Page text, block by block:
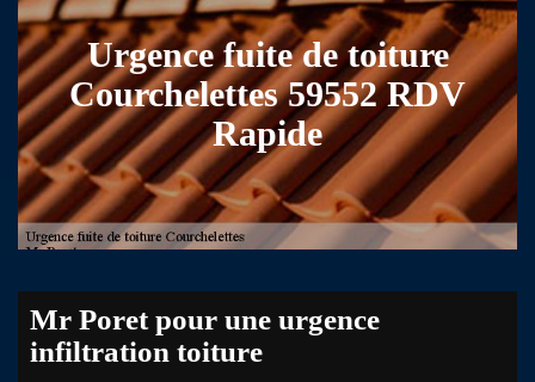
Urgence fuite de toiture
Courchelettes 59552 RDV
Rapide
Mr Poret pour une urgence
infiltration toiture